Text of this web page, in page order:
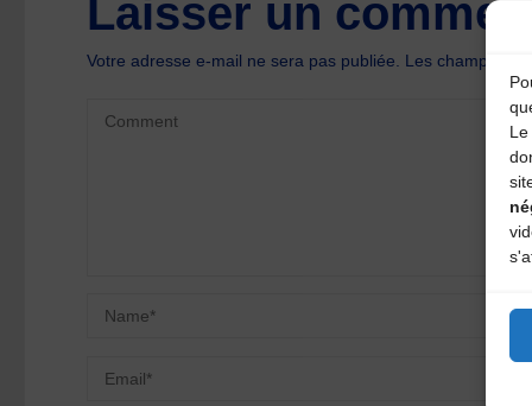
Laisser un
Votre adresse e-mail ne sera pas publiée. Les champs